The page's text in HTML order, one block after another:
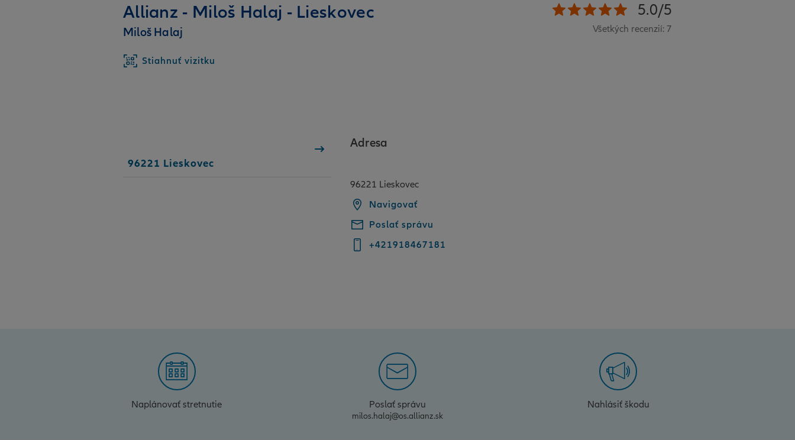
Allianz - Miloš Halaj - Lieskovec
Miloš Halaj
5.0/5
Všetkých recenzií: 7
Stiahnuť vizitku
96221 Lieskovec
Adresa
96221 Lieskovec
Navigovať
Poslať správu
+421918467181
Naplánovať stretnutie Poslať správu
milos.halaj@os.allianz.sk
Nahlásiť škodu